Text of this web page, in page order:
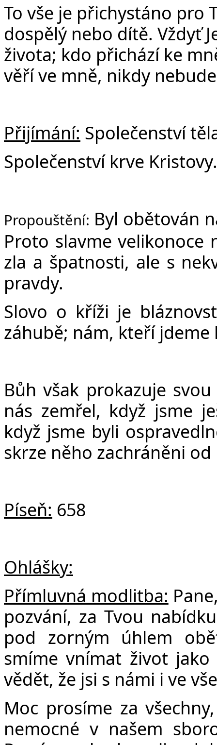
To vše je přichystáno pro
dospělý nebo dítě. Vždyť
života; kdo přichází ke
věří ve mně, nikdy
Přijímání: Společenství
Společenství krve Kristovy.
Propouštění: Byl obětován
Proto slavme velikonoce
zla a špatnosti, ale s
pravdy.
Slovo o kříži je
záhubě; nám, kteří jdeme
Bůh však prokazuje
nás zemřel, když jsme
když jsme byli
skrze něho zachráněni
Píseň: 658
Ohlášky:
Přímluvná modlitba:
pozvání, za Tvou
pod zorným úhlem
smíme vnímat život jako
vědět, že jsi s námi i ve
Moc prosíme za
nemocné v našem